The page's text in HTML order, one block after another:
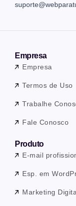
Empresa
Empresa
Termos de Uso
Trabalhe
Fale Conosco
Produto
E-mail
Esp. em
Marketing